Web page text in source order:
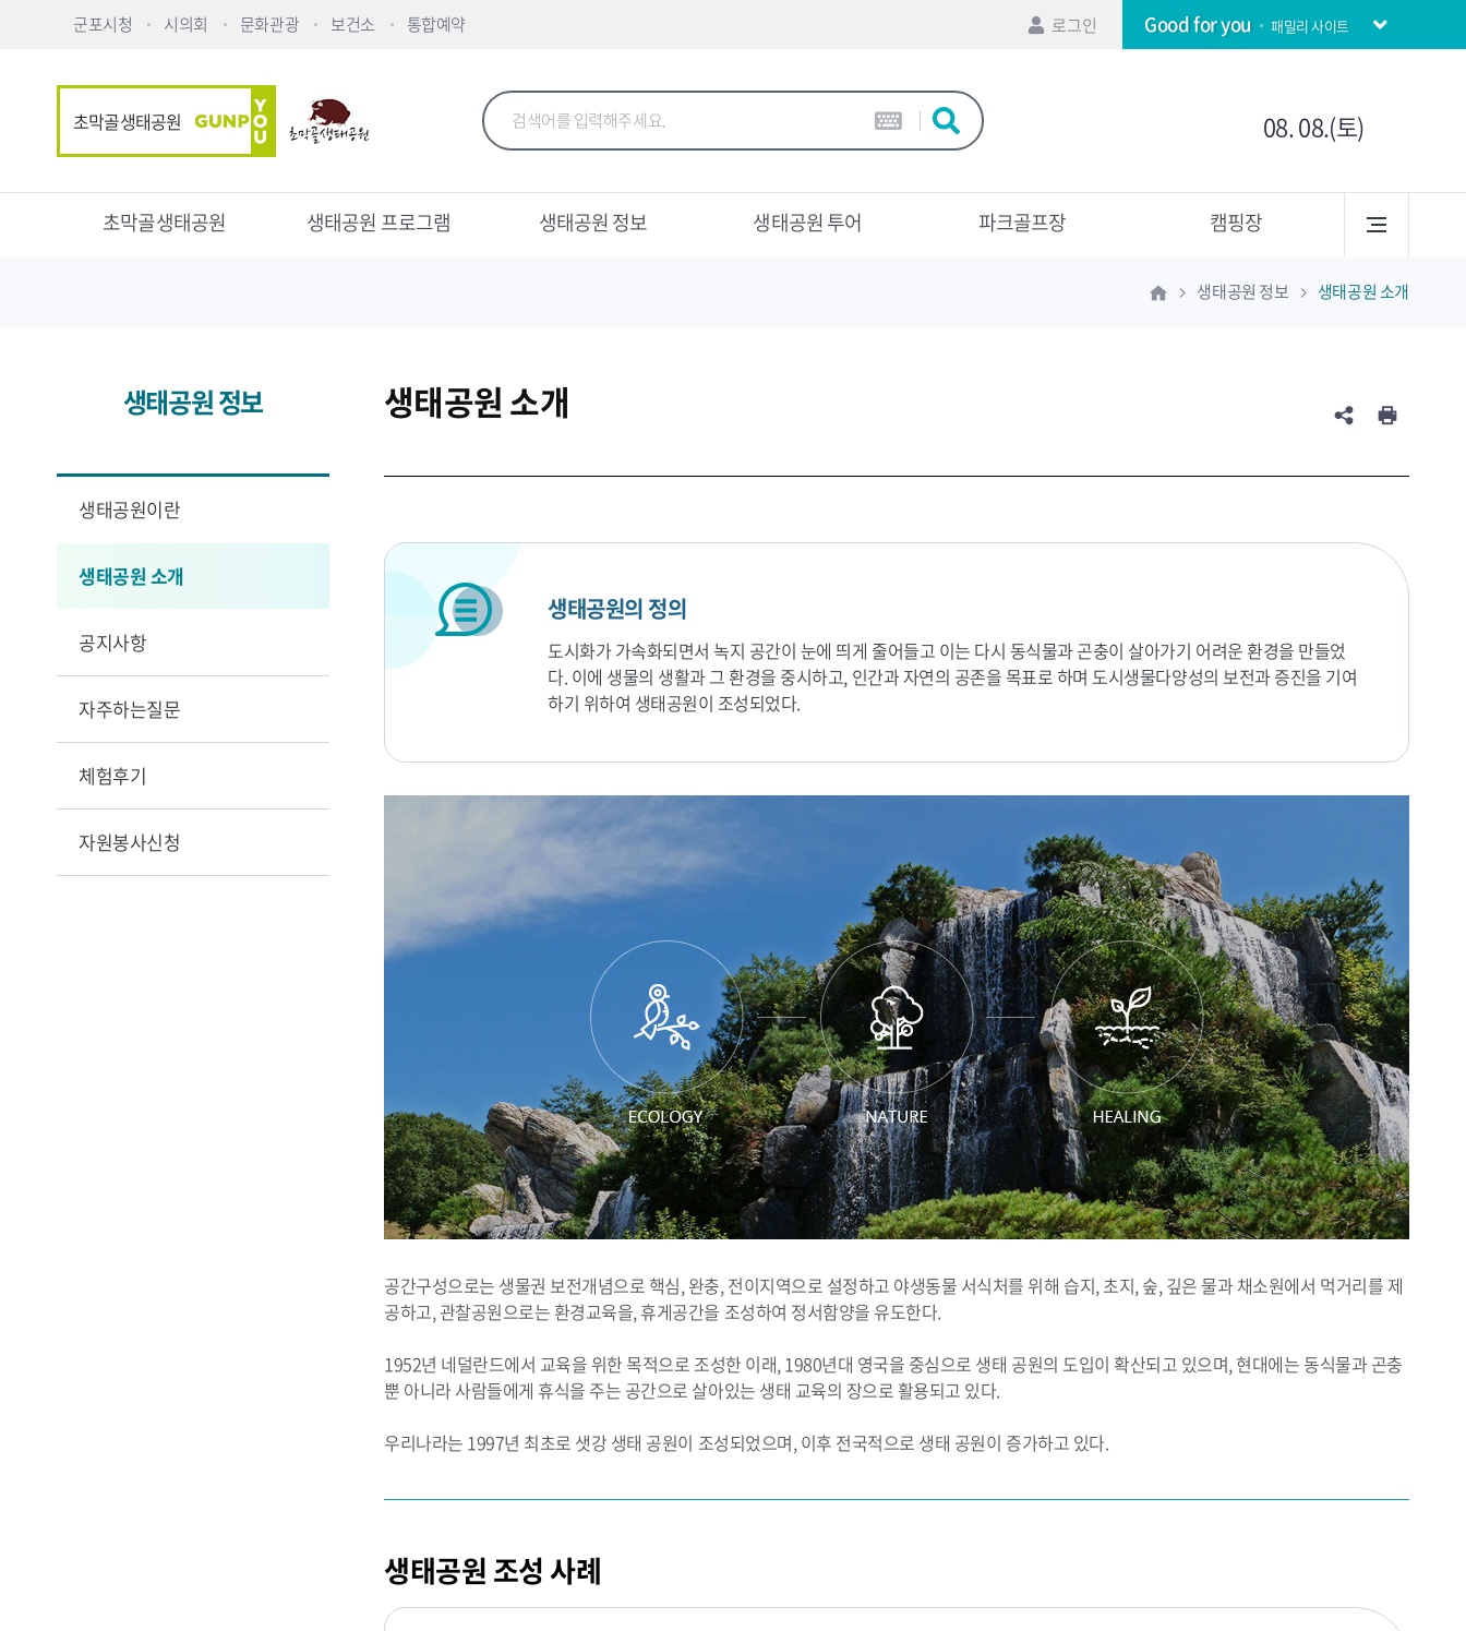
군포시청 시의회 문화관광 보건소 통합예약 로그인 Good for you 패밀리 사이트
초막골생태공원 08. 08.(토)
초막골생태공원 생태공원 프로그램 생태공원 정보 생태공원 투어 파크골프장 캠핑장
생태공원 정보 생태공원 소개
생태공원 정보
생태공원이란
생태공원 소개
공지사항
자주하는질문
체험후기
자원봉사신청
생태공원 소개
생태공원의 정의
도시화가 가속화되면서 녹지 공간이 눈에 띄게 줄어들고 이는 다시 동식물과 곤충이 살아가기 어려운 환경을 만들었
다. 이에 생물의 생활과 그 환경을 중시하고, 인간과 자연의 공존을 목표로 하며 도시생물다양성의 보전과 증진을 기여
하기 위하여 생태공원이 조성되었다.
공간구성으로는 생물권 보전개념으로 핵심, 완충, 전이지역으로 설정하고 야생동물 서식처를 위해 습지, 초지, 숲, 깊은 물과 채소원에서 먹거리를 제
공하고, 관찰공원으로는 환경교육을, 휴게공간을 조성하여 정서함양을 유도한다.
1952년 네덜란드에서 교육을 위한 목적으로 조성한 이래, 1980년대 영국을 중심으로 생태 공원의 도입이 확산되고 있으며, 현대에는 동식물과 곤충
뿐 아니라 사람들에게 휴식을 주는 공간으로 살아있는 생태 교육의 장으로 활용되고 있다.
우리나라는 1997년 최초로 샛강 생태 공원이 조성되었으며, 이후 전국적으로 생태 공원이 증가하고 있다.
생태공원 조성 사례